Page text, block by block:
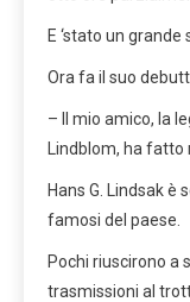
E ‘stato un grande
Ora fa il suo
– Il mio amico, la
Lindblom, ha fatto
Hans G. Lindsak è
famosi del paese.
Pochi riuscirono a
trasmissioni al